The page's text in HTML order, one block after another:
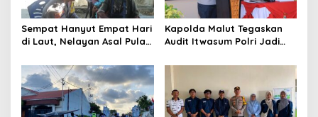
a
t
i
o
n
Sempat Hanyut Empat Hari
di Laut, Nelayan Asal Pulau
Pantai Tawakali Morotai
Utara
Kapolda Malut Tegaskan
Audit Itwasum Polri Jadi
Akuntabilitas dan Kinerja